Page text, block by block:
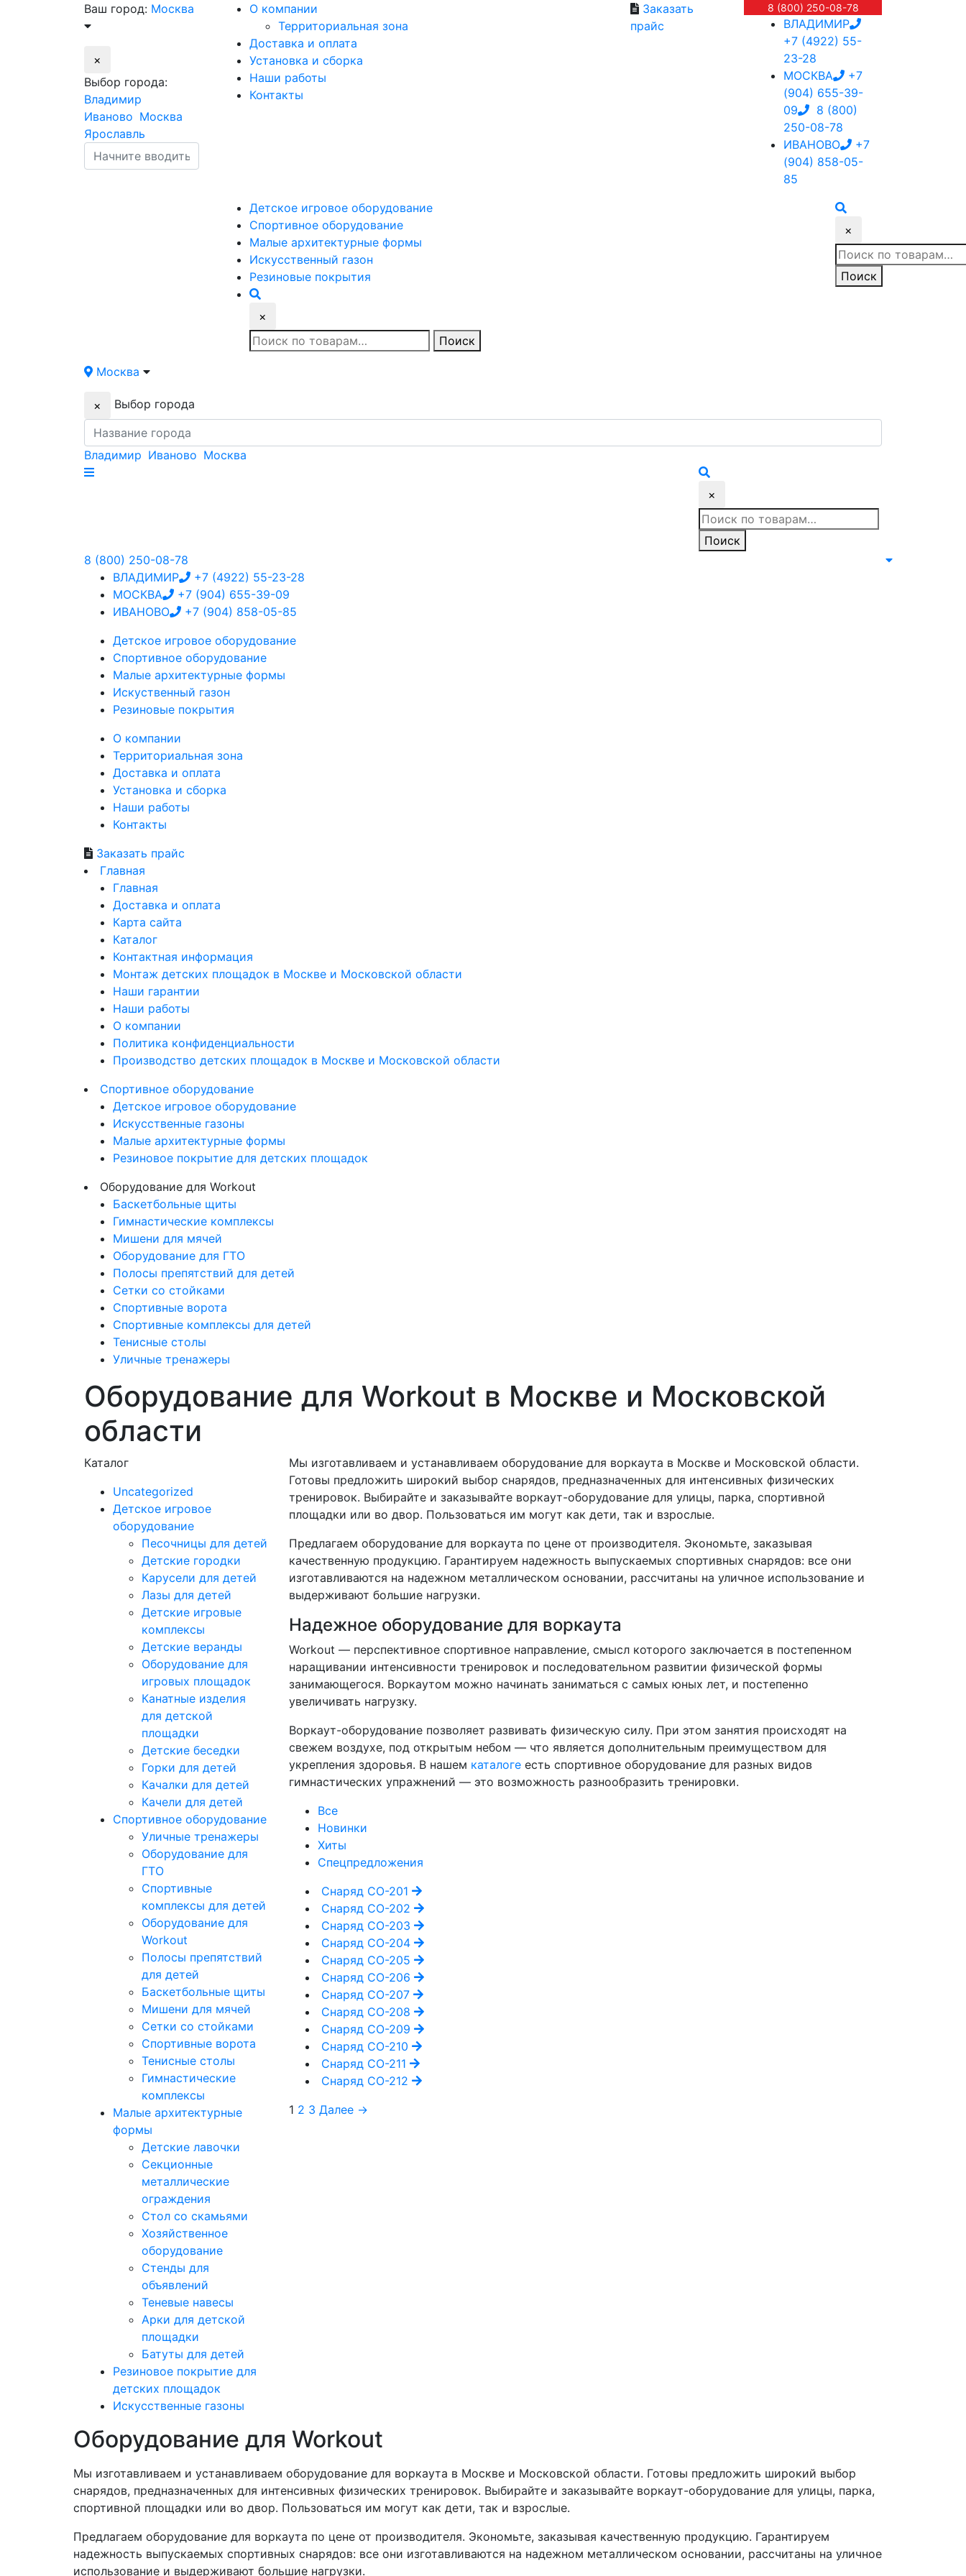
Ваш город: Москва
×
Выбор города:
Владимир
Иваново Москва
Ярославль
О компании
Территориальная зона
Доставка и оплата
Установка и сборка
Наши работы
Контакты
Заказать
прайс
8 (800) 250-08-78
ВЛАДИМИР
+7 (4922) 55-
23-28
МОСКВА
+7
(904) 655-39-
09
8 (800)
250-08-78
ИВАНОВО
+7
(904) 858-05-
85
Детское игровое оборудование
Спортивное оборудование
Малые архитектурные формы
Искусственный газон
Резиновые покрытия
×
Искать:
Поиск
×
Искать:
Поиск
Москва
× Выбор города
Владимир Иваново Москва
×
Искать:
Поиск
8 (800) 250-08-78
ВЛАДИМИР
+7 (4922) 55-23-28
МОСКВА
+7 (904) 655-39-09
ИВАНОВО
+7 (904) 858-05-85
Детское игровое оборудование
Спортивное оборудование
Малые архитектурные формы
Искуственный газон
Резиновые покрытия
О компании
Территориальная зона
Доставка и оплата
Установка и сборка
Наши работы
Контакты
Заказать прайс
Главная
Главная
Доставка и оплата
Карта сайта
Каталог
Контактная информация
Монтаж детских площадок в Москве и Московской области
Наши гарантии
Наши работы
О компании
Политика конфиденциальности
Производство детских площадок в Москве и Московской области
Спортивное оборудование
Детское игровое оборудование
Искусственные газоны
Малые архитектурные формы
Резиновое покрытие для детских площадок
Оборудование для Workout
Баскетбольные щиты
Гимнастические комплексы
Мишени для мячей
Оборудование для ГТО
Полосы препятствий для детей
Сетки со стойками
Спортивные ворота
Спортивные комплексы для детей
Тенисные столы
Уличные тренажеры
Оборудование для Workout в Москве и Московской
области
Каталог
Uncategorized
Детское игровое
оборудование
Песочницы для детей
Детские городки
Карусели для детей
Лазы для детей
Детские игровые
комплексы
Детские веранды
Оборудование для
игровых площадок
Канатные изделия
для детской
площадки
Детские беседки
Горки для детей
Качалки для детей
Качели для детей
Спортивное оборудование
Уличные тренажеры
Оборудование для
ГТО
Спортивные
комплексы для детей
Оборудование для
Workout
Полосы препятствий
для детей
Баскетбольные щиты
Мишени для мячей
Сетки со стойками
Спортивные ворота
Тенисные столы
Гимнастические
комплексы
Малые архитектурные
формы
Детские лавочки
Секционные
металлические
ограждения
Стол со скамьями
Хозяйственное
оборудование
Стенды для
объявлений
Теневые навесы
Арки для детской
площадки
Батуты для детей
Резиновое покрытие для
детских площадок
Искусственные газоны
Мы изготавливаем и устанавливаем оборудование для воркаута в Москве и Московской области.
Готовы предложить широкий выбор снарядов, предназначенных для интенсивных физических
тренировок. Выбирайте и заказывайте воркаут-оборудование для улицы, парка, спортивной
площадки или во двор. Пользоваться им могут как дети, так и взрослые.
Предлагаем оборудование для воркаута по цене от производителя. Экономьте, заказывая
качественную продукцию. Гарантируем надежность выпускаемых спортивных снарядов: все они
изготавливаются на надежном металлическом основании, рассчитаны на уличное использование и
выдерживают большие нагрузки.
Надежное оборудование для воркаута
Workout — перспективное спортивное направление, смысл которого заключается в постепенном
наращивании интенсивности тренировок и последовательном развитии физической формы
занимающегося. Воркаутом можно начинать заниматься с самых юных лет, и постепенно
увеличивать нагрузку.
Воркаут-оборудование позволяет развивать физическую силу. При этом занятия происходят на
свежем воздухе, под открытым небом — что является дополнительным преимуществом для
укрепления здоровья. В нашем каталоге есть спортивное оборудование для разных видов
гимнастических упражнений — это возможность разнообразить тренировки.
Все
Новинки
Хиты
Спецпредложения
Снаряд СО-201
Снаряд СО-202
Снаряд СО-203
Снаряд СО-204
Снаряд СО-205
Снаряд СО-206
Снаряд СО-207
Снаряд СО-208
Снаряд СО-209
Снаряд СО-210
Снаряд СО-211
Снаряд СО-212
1 2 3 Далее →
Оборудование для Workout
Мы изготавливаем и устанавливаем оборудование для воркаута в Москве и Московской области. Готовы предложить широкий выбор
снарядов, предназначенных для интенсивных физических тренировок. Выбирайте и заказывайте воркаут-оборудование для улицы, парка,
спортивной площадки или во двор. Пользоваться им могут как дети, так и взрослые.
Предлагаем оборудование для воркаута по цене от производителя. Экономьте, заказывая качественную продукцию. Гарантируем
надежность выпускаемых спортивных снарядов: все они изготавливаются на надежном металлическом основании, рассчитаны на уличное
использование и выдерживают большие нагрузки.